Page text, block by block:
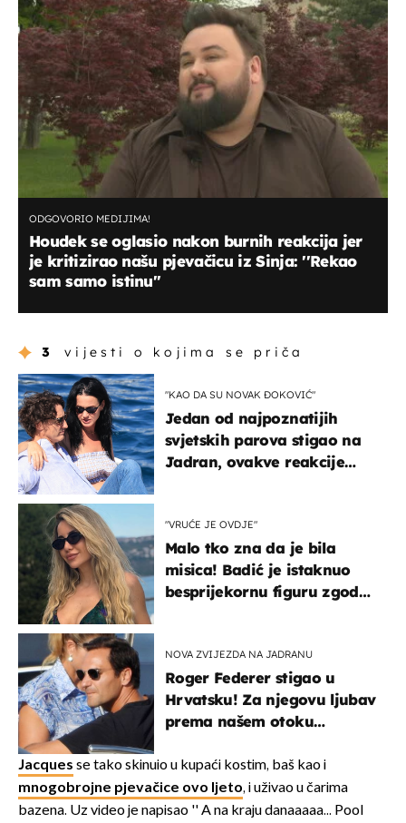
ODGOVORIO MEDIJIMA!
Houdek se oglasio nakon burnih reakcija jer
je kritizirao našu pjevačicu iz Sinja: ''Rekao
sam samo istinu''
3 vijesti o kojima se priča
"KAO DA SU NOVAK ĐOKOVIĆ"
Jedan od najpoznatijih
svjetskih parova stigao na
Jadran, ovakve reakcije
"VRUĆE JE OVDJE"
Malo tko zna da je bila
misica! Badić je istaknuo
besprijekornu figuru zgodne
NOVA ZVIJEZDA NA JADRANU
Roger Federer stigao u
Hrvatsku! Za njegovu ljubav
prema našem otoku
Hrvat
Jacques se tako skinuio u kupaći kostim, baš kao i
mnogobrojne pjevačice ovo ljeto, i uživao u čarima
bazena. Uz video je napisao '' A na kraju danaaaaa... Pool